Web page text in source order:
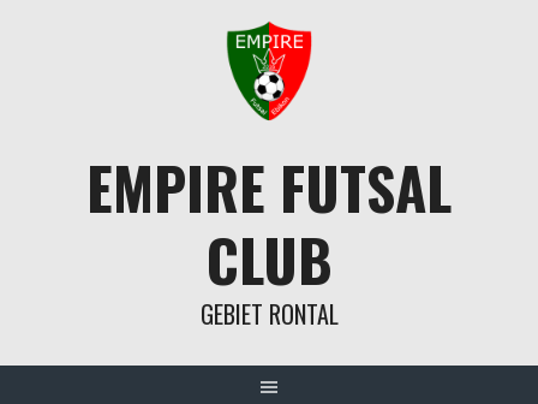
EMPIRE FUTSAL
CLUB
GEBIET RONTAL